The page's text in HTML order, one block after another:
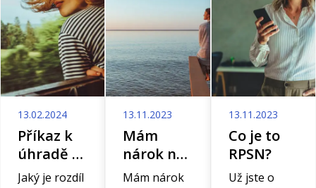
13.02.2024
Příkaz k
úhradě -
Vše, co
Jaký je rozdíl
13.11.2023
Mám
nárok na
starobní
Mám nárok
13.11.2023
Co je to
RPSN?
Už jste o